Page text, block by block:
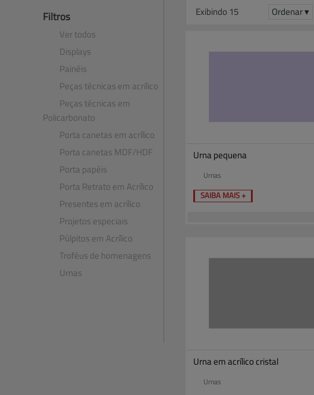
Filtros
Ver todos
Displays
Painéis
Peças técnicas em acrílico
Peças técnicas em
Policarbonato
Porta canetas em acrílico
Porta canetas MDF​/​HDF
Porta papéis
Porta Retrato em Acrílico
Presentes em acrílico
Projetos especiais
Púlpitos em Acrílico
Troféus de homenagens
Urnas
Exibindo 15 Ordenar ▾
Urna pequena
Urnas
SAIBA MAIS +
Urna em acrílico cristal
Urnas